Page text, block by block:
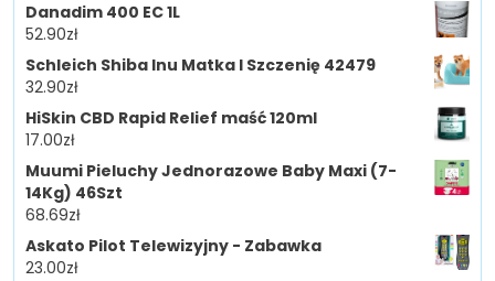
Danadim 400 EC 1L
52.90zł
Schleich Shiba Inu Matka I Szczenię 42479
32.90zł
HiSkin CBD Rapid Relief maść 120ml
17.00zł
Muumi Pieluchy Jednorazowe Baby Maxi (7-
14Kg) 46Szt
68.69zł
Askato Pilot Telewizyjny - Zabawka
23.00zł